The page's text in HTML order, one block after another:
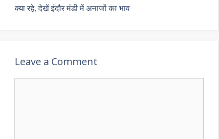
क्या रहे, देखें इंदौर मंडी में अनाजों का भाव
Leave a Comment